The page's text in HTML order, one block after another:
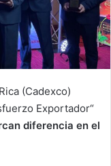
(Cadexco)
Exportador“
diferencia en el